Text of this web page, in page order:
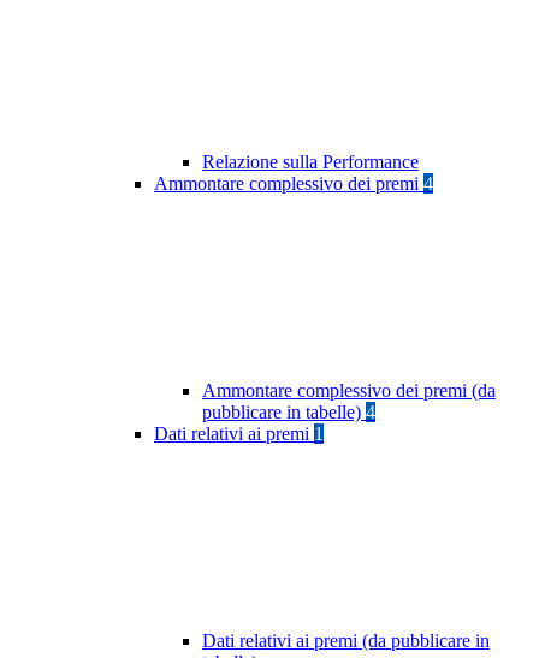
Relazione sulla Performance
Ammontare complessivo dei premi 4
Ammontare complessivo dei premi (da
pubblicare in tabelle) 4
Dati relativi ai premi 1
Dati relativi ai premi (da pubblicare in